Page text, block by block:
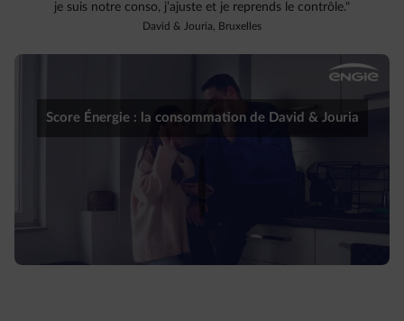
je suis notre conso, j’ajuste et je reprends le contrôle."
David & Jouria, Bruxelles
Score Énergie : la consommation de David & Jouria